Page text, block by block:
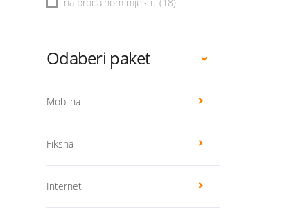
Odaberi paket
Mobilna
Fiksna
Internet